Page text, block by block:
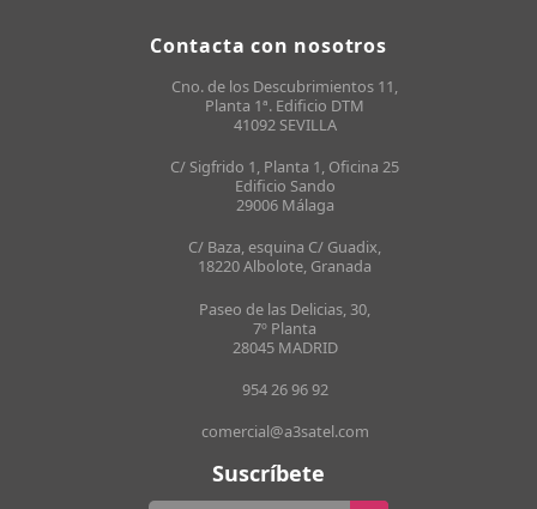
Contacta con nosotros
Cno. de los Descubrimientos 11,
Planta 1ª. Edificio DTM
41092 SEVILLA
C/ Sigfrido 1, Planta 1, Oficina 25
Edificio Sando
29006 Málaga
C/ Baza, esquina C/ Guadix,
18220 Albolote, Granada
Paseo de las Delicias, 30,
7º Planta
28045 MADRID
954 26 96 92
comercial@a3satel.com
Suscríbete